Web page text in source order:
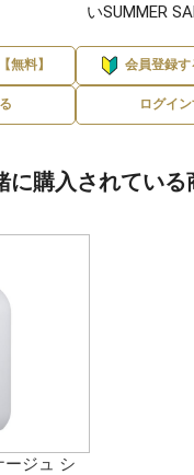
無料】
いSUMMER
会員登録す
ログイ
に購入されている
ージュ シ